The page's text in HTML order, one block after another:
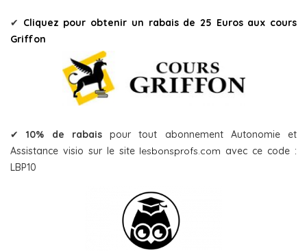
✔ Cliquez pour obtenir un rabais de 25 Euros aux cours
Griffon
✔10% de rabaispour tout abonnement Autonomie et
Assistance visio sur le site lesbonsprofs.com avec ce code :
LBP10